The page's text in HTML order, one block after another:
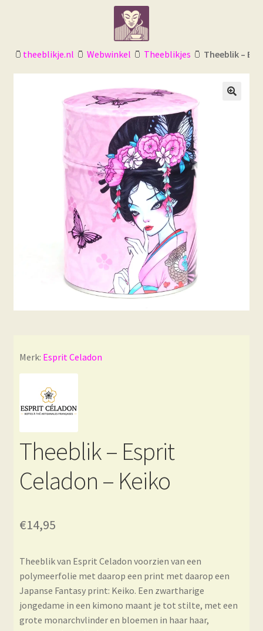
navigatie
inhoud
🫙 theeblikje.nl 🫙 Webwinkel 🫙 Theeblikjes 🫙 Theeblik –
Merk: Esprit Celadon
Theeblik – Esprit
Celadon – Keiko
€14,95
Theeblik van Esprit Celadon voorzien van een
polymeerfolie met daarop een print met daarop een
Japanse Fantasy print: Keiko. Een zwartharige
jongedame in een kimono maant je tot stilte, met een
grote monarchvlinder en bloemen in haar haar,